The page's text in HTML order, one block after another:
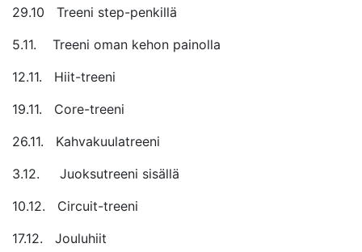
29.10 Treeni step-penkillä
5.11. Treeni oman kehon painolla
12.11. Hiit-treeni
19.11. Core-treeni
26.11. Kahvakuulatreeni
3.12. Juoksutreeni sisällä
10.12. Circuit-treeni
17.12. Jouluhiit